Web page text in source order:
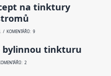
na tinktury
/ KOMENTÁŘŮ: 9
bylinnou tinkturu
2